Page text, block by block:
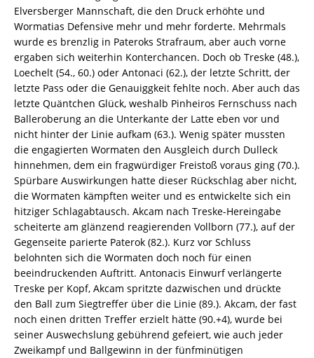
Elversberger Mannschaft, die den Druck erhöhte und
Wormatias Defensive mehr und mehr forderte. Mehrmals
wurde es brenzlig in Pateroks Strafraum, aber auch vorne
ergaben sich weiterhin Konterchancen. Doch ob Treske (48.),
Loechelt (54., 60.) oder Antonaci (62.), der letzte Schritt, der
letzte Pass oder die Genauiggkeit fehlte noch. Aber auch das
letzte Quäntchen Glück, weshalb Pinheiros Fernschuss nach
Balleroberung an die Unterkante der Latte eben vor und
nicht hinter der Linie aufkam (63.). Wenig später mussten
die engagierten Wormaten den Ausgleich durch Dulleck
hinnehmen, dem ein fragwürdiger Freistoß voraus ging (70.).
Spürbare Auswirkungen hatte dieser Rückschlag aber nicht,
die Wormaten kämpften weiter und es entwickelte sich ein
hitziger Schlagabtausch. Akcam nach Treske-Hereingabe
scheiterte am glänzend reagierenden Vollborn (77.), auf der
Gegenseite parierte Paterok (82.). Kurz vor Schluss
belohnten sich die Wormaten doch noch für einen
beeindruckenden Auftritt. Antonacis Einwurf verlängerte
Treske per Kopf, Akcam spritzte dazwischen und drückte
den Ball zum Siegtreffer über die Linie (89.). Akcam, der fast
noch einen dritten Treffer erzielt hätte (90.+4), wurde bei
seiner Auswechslung gebührend gefeiert, wie auch jeder
Zweikampf und Ballgewinn in der fünfminütigen